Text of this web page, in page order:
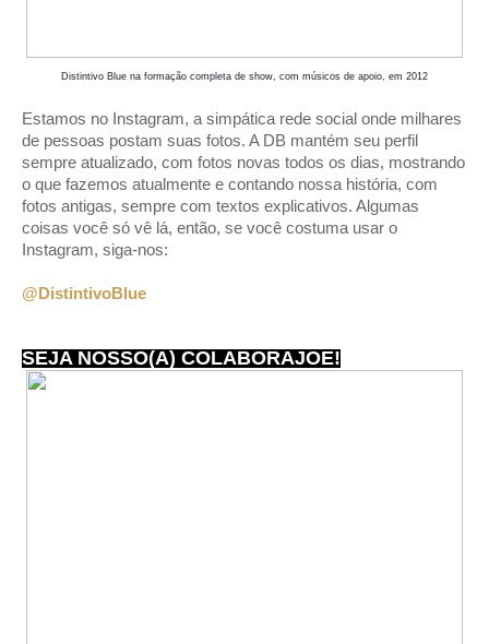
Distintivo Blue na formação completa de show, com músicos de apoio, em 2012
Estamos no Instagram, a simpática rede social onde milhares
de pessoas postam suas fotos. A DB mantém seu perfil
sempre atualizado, com fotos novas todos os dias, mostrando
o que fazemos atualmente e contando nossa história, com
fotos antigas, sempre com textos explicativos. Algumas
coisas você só vê lá, então, se você costuma usar o
Instagram, siga-nos:
@DistintivoBlue
SEJA NOSSO(A) COLABORAJOE!